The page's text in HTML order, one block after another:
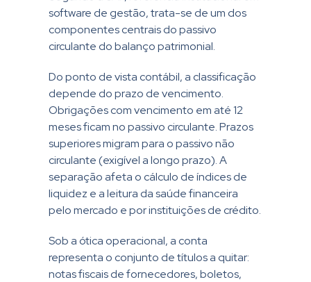
software de gestão, trata-se de um dos
componentes centrais do passivo
circulante do balanço patrimonial.
Do ponto de vista contábil, a classificação
depende do prazo de vencimento.
Obrigações com vencimento em até 12
meses ficam no passivo circulante. Prazos
superiores migram para o passivo não
circulante (exigível a longo prazo). A
separação afeta o cálculo de índices de
liquidez e a leitura da saúde financeira
pelo mercado e por instituições de crédito.
Sob a ótica operacional, a conta
representa o conjunto de títulos a quitar:
notas fiscais de fornecedores, boletos,